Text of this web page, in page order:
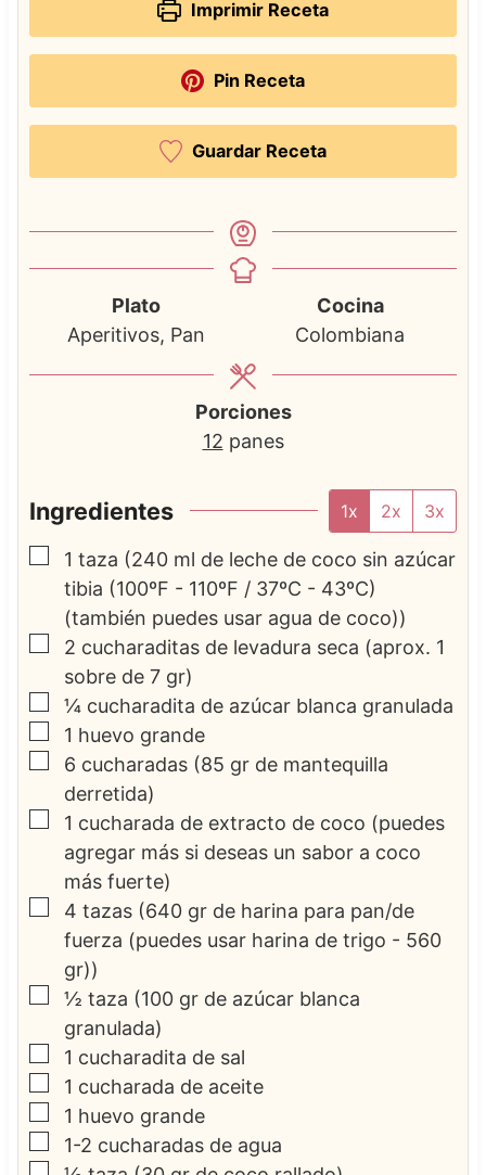
Imprimir Receta
Pin Receta
Guardar Receta
Plato
Aperitivos, Pan
Cocina
Colombiana
Porciones
12 panes
Ingredientes 1x 2x 3x
▢
1 taza (240 ml de leche de coco sin azúcar
tibia (100ºF - 110ºF / 37ºC - 43ºC)
(también puedes usar agua de coco))
▢
2 cucharaditas de levadura seca (aprox. 1
sobre de 7 gr)
▢
¼ cucharadita de azúcar blanca granulada
▢
1 huevo grande
▢
6 cucharadas (85 gr de mantequilla
derretida)
▢
1 cucharada de extracto de coco (puedes
agregar más si deseas un sabor a coco
más fuerte)
▢
4 tazas (640 gr de harina para pan/de
fuerza (puedes usar harina de trigo - 560
gr))
▢
½ taza (100 gr de azúcar blanca
granulada)
▢
1 cucharadita de sal
▢
1 cucharada de aceite
▢
1 huevo grande
▢
1-2 cucharadas de agua